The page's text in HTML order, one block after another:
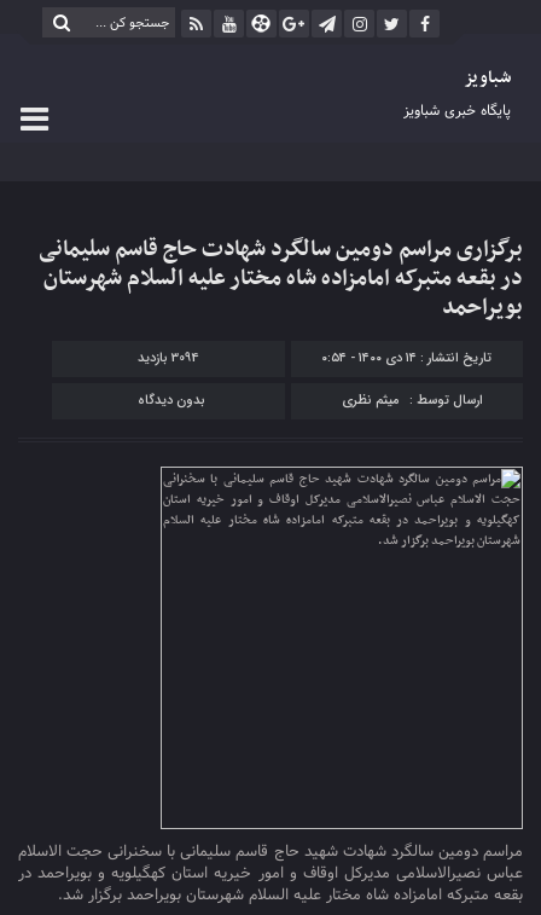
شباویز
پایگاه خبری شباویز
برگزاری مراسم دومین سالگرد شهادت حاج قاسم سلیمانی
در بقعه متبرکه امامزاده شاه مختار علیه السلام شهرستان
بویراحمد
تاریخ انتشار : ۱۴ دی ۱۴۰۰ - ۰:۵۴ 3094 بازدید
ارسال توسط : میثم نظری بدون دیدگاه
مراسم دومین سالگرد شهادت شهید حاج قاسم سلیمانی با سخنرانی حجت الاسلام
عباس نصیرالاسلامی مدیرکل اوقاف و امور خیریه استان کهگیلویه و بویراحمد در
بقعه متبرکه امامزاده شاه مختار علیه السلام شهرستان بویراحمد برگزار شد.